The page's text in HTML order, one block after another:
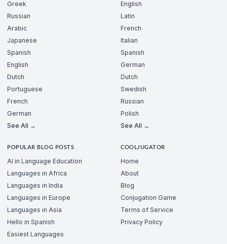
Greek
Russian
Arabic
Japanese
Spanish
English
Dutch
Portuguese
French
German
See All →
English
Latin
French
Italian
Spanish
German
Dutch
Swedish
Russian
Polish
See All →
POPULAR BLOG POSTS
AI in Language Education
Languages in Africa
Languages in India
Languages in Europe
Languages in Asia
Hello in Spanish
Easiest Languages
COOLJUGATOR
Home
About
Blog
Conjugation Game
Terms of Service
Privacy Policy